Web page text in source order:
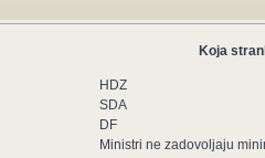
Koja
HDZ
SDA
DF
Ministri ne zadovoljaju